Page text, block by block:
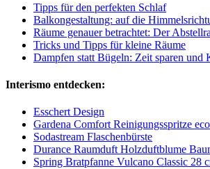
Tipps für den perfekten Schlaf
Balkongestaltung: auf die
Räume genauer betrachtet: Der
Tricks und Tipps für kleine Räume
Dampfen statt Bügeln: Zeit sparen und
Interismo entdecken:
Esschert Design
Gardena Comfort Reinigungsspritze
Sodastream Flaschenbürste
Durance Raumduft Holzduftblume
Spring Bratpfanne Vulcano Classic 28